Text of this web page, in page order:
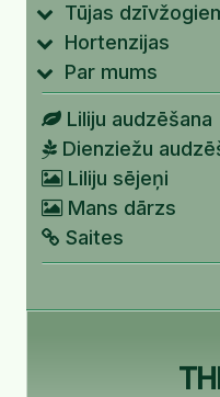
Tūjas
Hortenzijas
Par mums
Liliju audzēšana
Dienziežu
Liliju sējeņi
Mans dārzs
Saites